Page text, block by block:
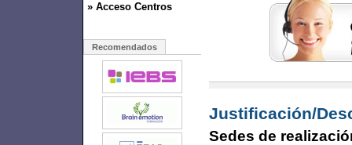
» Acceso Centros
Recomendados
Justificación/
Sedes de